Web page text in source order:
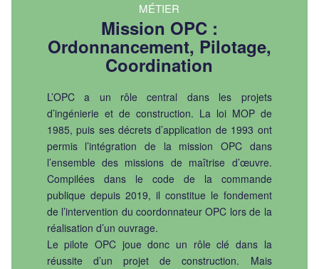
MÉTIER
Mission OPC :
Ordonnancement, Pilotage,
Coordination
L’OPC a un rôle central dans les projets
d’ingénierie et de construction. La loi MOP de
1985, puis ses décrets d’application de 1993 ont
permis l’intégration de la mission OPC dans
l’ensemble des missions de maîtrise d’œuvre.
Compilées dans le code de la commande
publique depuis 2019, il constitue le fondement
de l’intervention du coordonnateur OPC lors de la
réalisation d’un ouvrage.
Le pilote OPC joue donc un rôle clé dans la
réussite d’un projet de construction. Mais